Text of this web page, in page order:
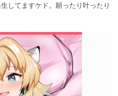
してますケド。願ったり叶ったり